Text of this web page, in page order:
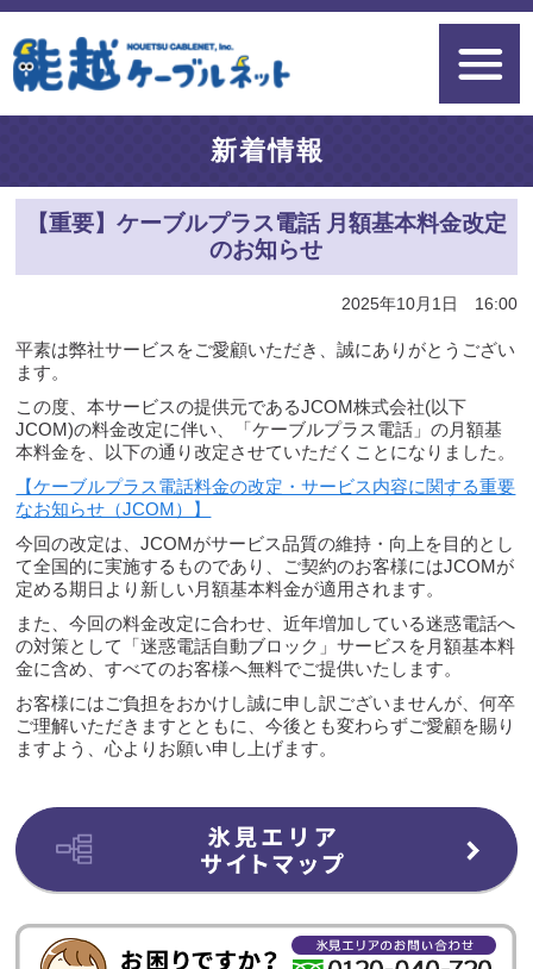
新着情報
【重要】ケーブルプラス電話 月額基本料金改定
のお知らせ
2025年10月1日 16:00
平素は弊社サービスをご愛顧いただき、誠にありがとうござい
ます。
この度、本サービスの提供元であるJCOM株式会社(以下
JCOM)の料金改定に伴い、「ケーブルプラス電話」の月額基
本料金を、以下の通り改定させていただくことになりました。
【ケーブルプラス電話料金の改定・サービス内容に関する重要
なお知らせ（JCOM）】
今回の改定は、JCOMがサービス品質の維持・向上を目的とし
て全国的に実施するものであり、ご契約のお客様にはJCOMが
定める期日より新しい月額基本料金が適用されます。
また、今回の料金改定に合わせ、近年増加している迷惑電話へ
の対策として「迷惑電話自動ブロック」サービスを月額基本料
金に含め、すべてのお客様へ無料でご提供いたします。
お客様にはご負担をおかけし誠に申し訳ございませんが、何卒
ご理解いただきますとともに、今後とも変わらずご愛顧を賜り
ますよう、心よりお願い申し上げます。